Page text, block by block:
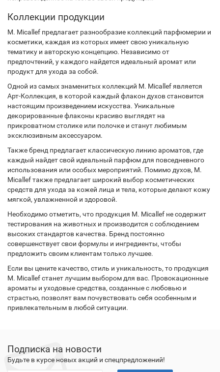
Коллекции продукции
M. Micallef предлагает разнообразие коллекций парфюмерии и
косметики, каждая из которых имеет свою уникальную
тематику и авторскую концепцию. Независимо от
предпочтений, у каждого найдется идеальный аромат или
продукт для ухода за собой.
Одной из самых знаменитых коллекций M. Micallef является
Арт-Коллекция, в которой каждый флакон духов становится
настоящим произведением искусства. Уникальные
декорированные флаконы красиво выглядят на
прикроватном столике или полочке и станут любимым
эксклюзивным аксессуаром.
Также бренд предлагает классическую линию ароматов, где
каждый найдет свой идеальный парфюм для повседневного
использования или особых мероприятий. Помимо духов, M.
Micallef также предлагает широкий выбор косметических
средств для ухода за кожей лица и тела, которые делают кожу
мягкой, увлажненной и здоровой.
Необходимо отметить, что продукция M. Micallef не содержит
тестирования на животных и производится с соблюдением
высоких стандартов качества. Бренд постоянно
совершенствует свои формулы и ингредиенты, чтобы
предложить своим клиентам только лучшее.
Если вы цените качество, стиль и уникальность, то продукция
M. Micallef станет лучшим выбором для вас. Провокационные
ароматы и уходовые средства, созданные с любовью и
страстью, позволят вам почувствовать себя особенным и
привлекательным в любой ситуации.
Подписка на новости
Будьте в курсе новых акций и спецпредложений!